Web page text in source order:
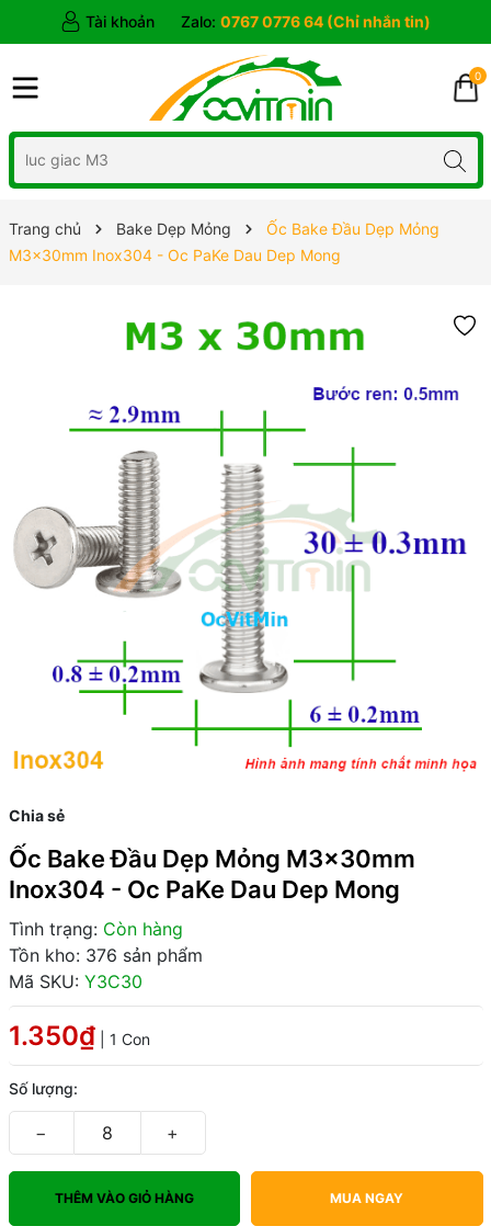
Tài khoản Zalo: 0767 0776 64 (Chỉ nhắn tin)
0
Trang chủ Bake Dẹp Mỏng
Ốc Bake Đầu Dẹp Mỏng
M3x30mm Inox304 - Oc PaKe Dau Dep Mong
Chia sẻ
Ốc Bake Đầu Dẹp Mỏng M3x30mm
Inox304 - Oc PaKe Dau Dep Mong
Tình trạng: Còn hàng
Tồn kho: 376 sản phẩm
Mã SKU: Y3C30
1.350₫ | 1 Con
Số lượng:
− +
THÊM VÀO GIỎ HÀNG MUA NGAY